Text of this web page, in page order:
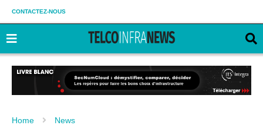
CONTACTEZ-NOUS
Home News